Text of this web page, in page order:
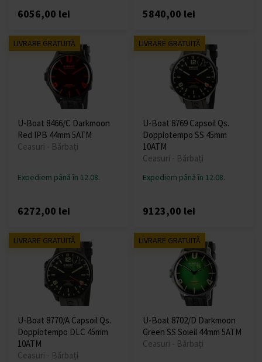
6056,00 lei 5840,00 lei
LIVRARE GRATUITĂ
U-Boat 8466/C Darkmoon
Red IPB 44mm 5ATM
Ceasuri - Bărbați
Expediem până în 12.08.
6272,00 lei
LIVRARE GRATUITĂ
U-Boat 8769 Capsoil Qs.
Doppiotempo SS 45mm
10ATM
Ceasuri - Bărbați
Expediem până în 12.08.
9123,00 lei
LIVRARE GRATUITĂ
U-Boat 8770/A Capsoil Qs.
Doppiotempo DLC 45mm
10ATM
Ceasuri - Bărbați
LIVRARE GRATUITĂ
U-Boat 8702/D Darkmoon
Green SS Soleil 44mm 5ATM
Ceasuri - Bărbați